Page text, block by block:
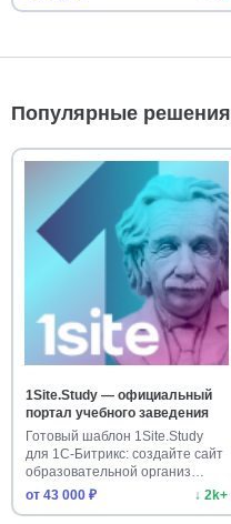
Популярные решения
1Site.Study — официальный
портал учебного заведения
Готовый шаблон 1Site.Study
для 1С-Битрикс: создайте сайт
образовательной организ…
от 43 000 ₽
↓ 2k+